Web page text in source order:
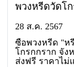
พวงหรีดวัดโ
28 ส.ค. 2567
ซื้อพวงหรีด "ห
โกรกกราก จั
ส่งฟรี ราคาไม่